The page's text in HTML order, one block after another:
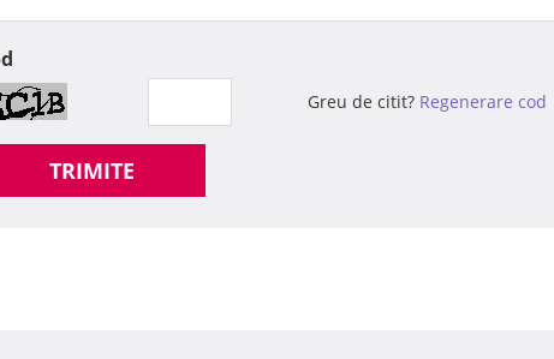
Greu de citit? Regenerare cod
TRIMITE